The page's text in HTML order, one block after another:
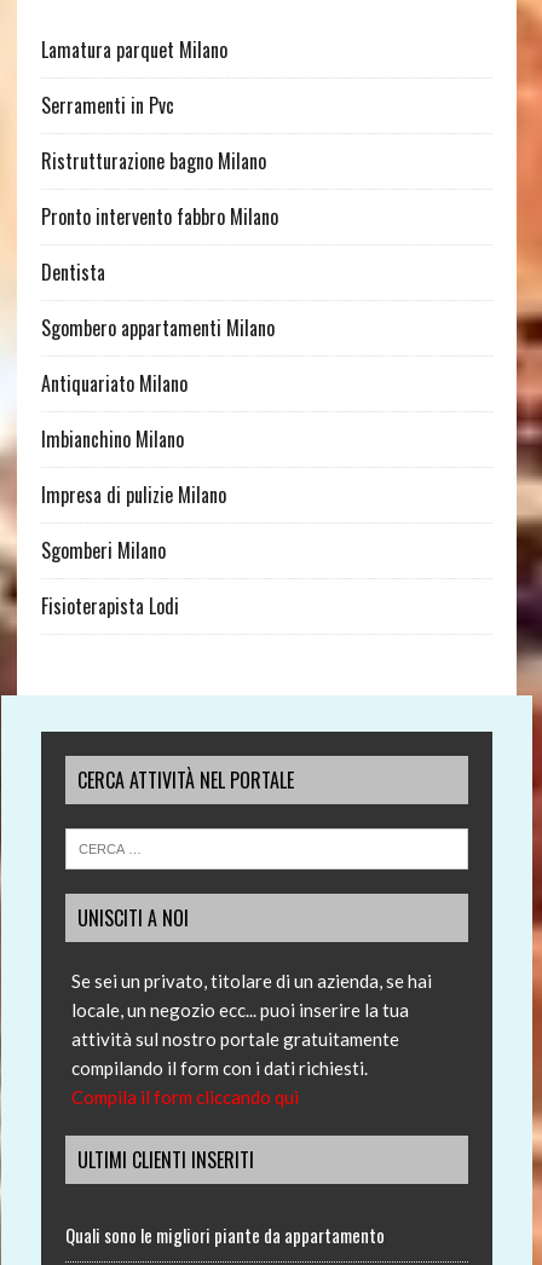
Lamatura parquet Milano
Serramenti in Pvc
Ristrutturazione bagno Milano
Pronto intervento fabbro Milano
Dentista
Sgombero appartamenti Milano
Antiquariato Milano
Imbianchino Milano
Impresa di pulizie Milano
Sgomberi Milano
Fisioterapista Lodi
CERCA ATTIVITÀ NEL PORTALE
UNISCITI A NOI
Se sei un privato, titolare di un azienda, se hai
locale, un negozio ecc... puoi inserire la tua
attività sul nostro portale gratuitamente
compilando il form con i dati richiesti.
Compila il form cliccando qui
ULTIMI CLIENTI INSERITI
Quali sono le migliori piante da appartamento